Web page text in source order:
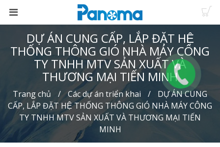
DỰ ÁN CUNG CẤP, LẮP ĐẶT HỆ
THỐNG THÔNG GIÓ NHÀ MÁY CÔNG
TY TNHH MTV SẢN XUẤT VÀ
THƯƠNG MẠI TIẾN MINH
Trang chủ Các dự án triển khai
DỰ ÁN CUNG
CẤP, LẮP ĐẶT HỆ THỐNG THÔNG GIÓ NHÀ MÁY CÔNG
TY TNHH MTV SẢN XUẤT VÀ THƯƠNG MẠI TIẾN
MINH